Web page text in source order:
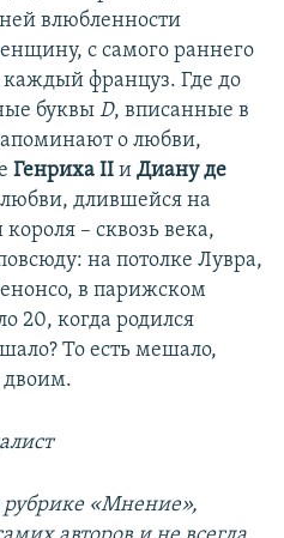
влюбленности
с самого раннего
каждый француз. Где до
буквы D, вписанные в
о любви,
Генриха II и Диану де
длившейся на
– сквозь века,
на потолке Лувра,
в парижском
20, когда родился
То есть мешало,
двоим.
рубрике «Мнение»,